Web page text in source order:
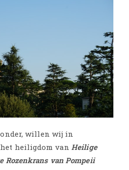
willen wij in
heiligdom van Heilige
Rozenkrans van Pompeii